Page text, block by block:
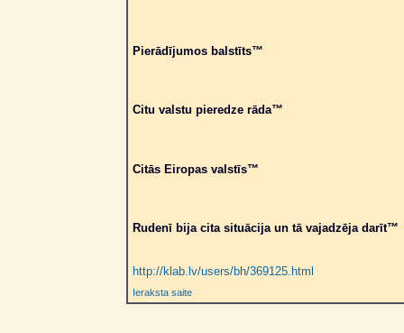
Pierādījumos balstīts™
Citu valstu pieredze rāda™
Citās Eiropas valstīs™
Rudenī bija cita situācija un tā vajadzēja darīt™
http://klab.lv/users/bh/369125.html
Ieraksta saite